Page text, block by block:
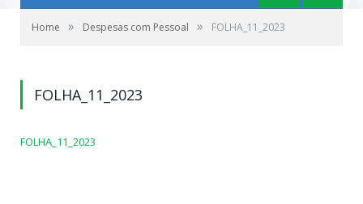
Home » Despesas com Pessoal » FOLHA_11_2023
FOLHA_11_2023
FOLHA_11_2023